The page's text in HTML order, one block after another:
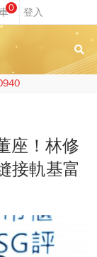
0
座！林修
接軌基富